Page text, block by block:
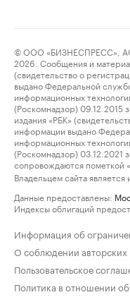
© ООО «БИЗНЕСПРЕСС»,
2026. Сообщения и
(свидетельство о
выдано Федеральной
информационных
(Роскомнадзор)
издания «РБК»
информации выдано
информационных
(Роскомнадзор)
сопровождаются пометкой
Владельцем сайта
Данные предоставлены:
Индексы облигаций
Информация об
О соблюдении авторских
Пользовательское
Политика в отношении